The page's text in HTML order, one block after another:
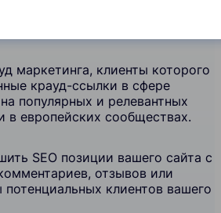
маркетинга, клиенты которого
крауд-ссылки в сфере
популярных и релевантных
в европейских сообществах.
SEO позиции вашего сайта с
отзывов или
клиентов вашего